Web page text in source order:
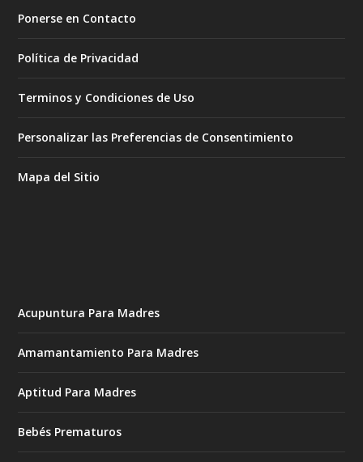
Ponerse en Contacto
Política de Privacidad
Terminos y Condiciones de Uso
Personalizar las Preferencias de Consentimiento
Mapa del Sitio
Acupuntura Para Madres
Amamantamiento Para Madres
Aptitud Para Madres
Bebés Prematuros